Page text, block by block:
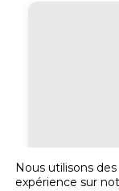
Nous utilisons
expérience sur